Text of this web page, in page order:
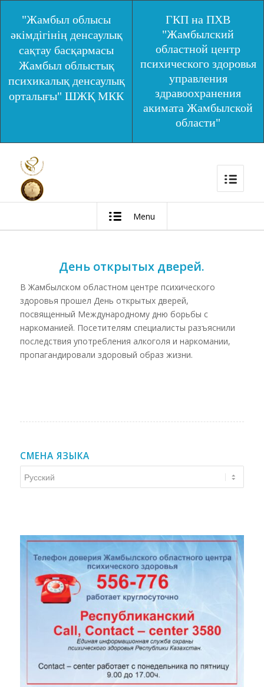
"Жамбыл облысы
әкімдігінің денсаулық
сақтау басқармасы
Жамбыл облыстық
психикалық денсаулық
орталығы" ШЖҚ МКК
ГКП на ПХВ
"Жамбылский
областной центр
психического здоровья
управления
здравоохранения
акимата Жамбылской
области"
Menu
День открытых дверей.
В Жамбылском областном центре психического
здоровья прошел День открытых дверей,
посвященный Международному дню борьбы с
наркоманией. Посетителям специалисты разъяснили
последствия употребления алкоголя и наркомании,
пропагандировали здоровый образ жизни.
СМЕНА ЯЗЫКА
языка